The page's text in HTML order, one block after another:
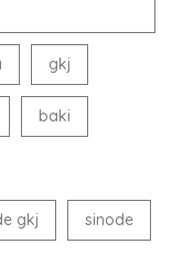
gkj
baki
gkj sinode